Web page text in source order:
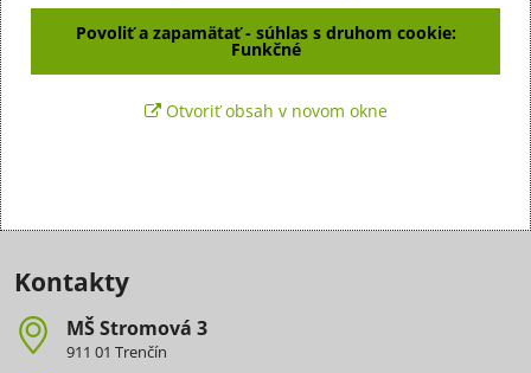
Povoliť a zapamätať - súhlas s druhom cookie:
Funkčné
Otvoriť obsah v novom okne
Kontakty
MŠ Stromová 3
911 01 Trenčín